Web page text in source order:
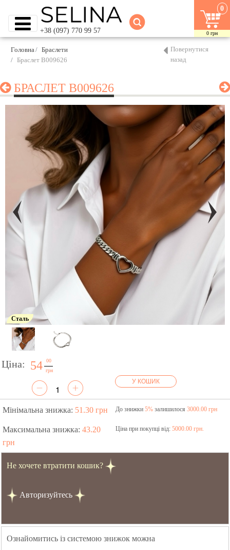
+38 (097) 770 99 57
0
0 грн
Головна
Браслети
Браслет B009626
Повернутися
назад
БРАСЛЕТ B009626
Сталь
Ціна: 54
00
грн
У КОШИК
Мінімальна знижка: 51.30 грн До знижки 5%залишилося 3000.00 грн
Максимальна знижка: 43.20
грн
Ціна при покупці від: 5000.00 грн.
Не хочете втратити кошик?
Авторизуйтесь
Ознайомитись із системою знижок можна